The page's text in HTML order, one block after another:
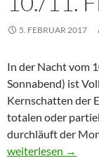
5. FEBRUAR 2017
In der Nacht vom
Sonnabend) ist
Kernschatten der
totalen oder
durchläuft der
Halbschatten-
weiterlesen →